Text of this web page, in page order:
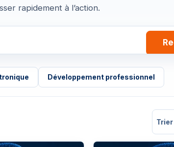
rapidement à l’action.
Développement professionnel